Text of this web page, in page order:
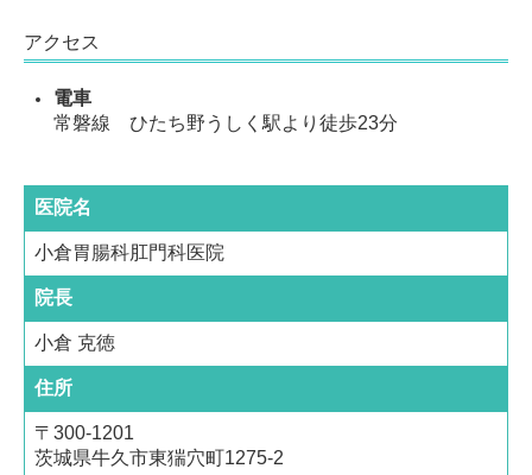
アクセス
電車
常磐線 ひたち野うしく駅より徒歩23分
医院名
小倉胃腸科肛門科医院
院長
小倉 克徳
住所
〒300-1201
茨城県牛久市東猯穴町1275-2